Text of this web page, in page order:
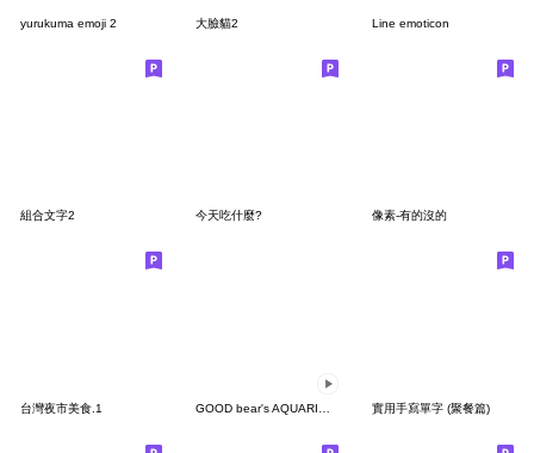
yurukuma emoji 2 大臉貓2 Line emoticon
組合文字2 今天吃什麼? 像素-有的沒的
台灣夜市美食.1 實用手寫單字 (聚餐篇)